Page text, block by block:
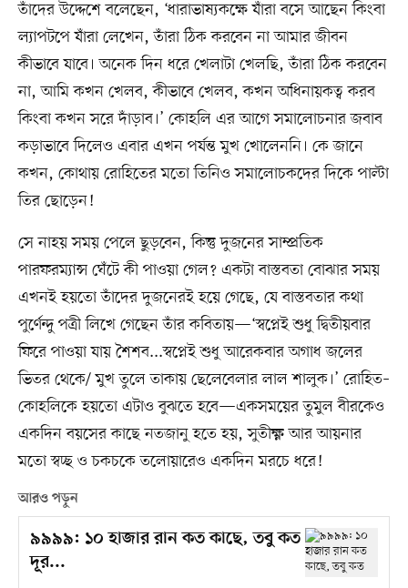
তাঁদের উদ্দেশে বলেছেন, ‘ধারাভাষ্যকক্ষে যাঁরা বসে আছেন কিংবা
ল্যাপটপে যাঁরা লেখেন, তাঁরা ঠিক করবেন না আমার জীবন
কীভাবে যাবে। অনেক দিন ধরে খেলাটা খেলছি, তাঁরা ঠিক করবেন
না, আমি কখন খেলব, কীভাবে খেলব, কখন অধিনায়কত্ব করব
কিংবা কখন সরে দাঁড়াব।’ কোহলি এর আগে সমালোচনার জবাব
কড়াভাবে দিলেও এবার এখন পর্যন্ত মুখ খোলেননি। কে জানে
কখন, কোথায় রোহিতের মতো তিনিও সমালোচকদের দিকে পাল্টা
তির ছোড়েন!
সে নাহয় সময় পেলে ছুড়বেন, কিন্তু দুজনের সাম্প্রতিক
পারফরম্যান্স ঘেঁটে কী পাওয়া গেল? একটা বাস্তবতা বোঝার সময়
এখনই হয়তো তাঁদের দুজনেরই হয়ে গেছে, যে বাস্তবতার কথা
পুর্ণেন্দু পত্রী লিখে গেছেন তাঁর কবিতায়—‘স্বপ্নেই শুধু দ্বিতীয়বার
ফিরে পাওয়া যায় শৈশব...স্বপ্নেই শুধু আরেকবার অগাধ জলের
ভিতর থেকে/ মুখ তুলে তাকায় ছেলেবেলার লাল শালুক।’ রোহিত–
কোহলিকে হয়তো এটাও বুঝতে হবে—একসময়ের তুমুল বীরকেও
একদিন বয়সের কাছে নতজানু হতে হয়, সুতীক্ষ্ণ আর আয়নার
মতো স্বচ্ছ ও চকচকে তলোয়ারেও একদিন মরচে ধরে!
আরও পড়ুন
৯৯৯৯: ১০ হাজার রান কত কাছে, তবু কত
দূর...